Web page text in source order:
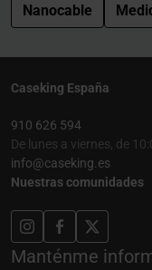
Nanocable
Caseking España
910 626 594
De lunes a viernes, de
info@caseking.es
Nuestras comunidades
Manténme